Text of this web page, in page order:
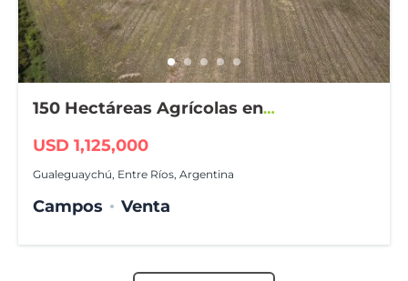
150 Hectáreas Agrícolas en
USD 1,125,000
Gualeguaychú, Entre Ríos, Argentina
Campos Venta